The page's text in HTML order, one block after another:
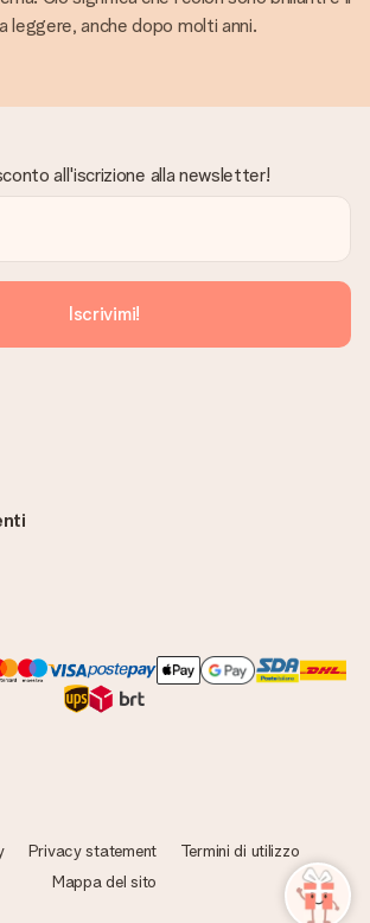
leggere, anche dopo molti anni.
all'iscrizione alla newsletter!
Iscrivimi!
Privacy statement
Termini di utilizzo
Mappa del sito